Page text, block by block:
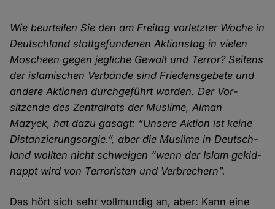
Wie beurteilen Sie den am Freitag vorletzter Woche in
Deutschland statt­gefundenen Aktionstag in vielen
Moscheen gegen jegliche Gewalt und Terror? Seitens
der islamischen Verbände sind Friedens­gebete und
andere Aktionen durch­geführt worden. Der Vor­
sitzende des Zentral­rats der Muslime, Aiman
Mazyek, hat dazu gasagt: “Unsere Aktion ist keine
Dis­tanzierungs­orgie.”, aber die Muslime in Deutsch­
land wollten nicht schweigen “wenn der Islam gekid­
nappt wird von Terroristen und Verbrechern”.
Das hört sich sehr voll­mundig an, aber: Kann eine